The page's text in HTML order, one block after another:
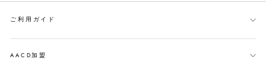
ご利用ガイド
AACD加盟